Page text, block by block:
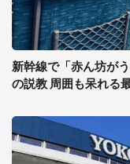
新幹線で「赤ん坊が
の説教 周囲も呆れる